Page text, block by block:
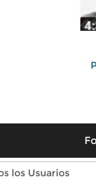
Fotos